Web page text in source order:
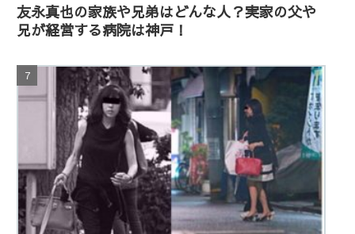
友永真也の家族や兄弟はどんな人？実家の父や
兄が経営する病院は神戸！